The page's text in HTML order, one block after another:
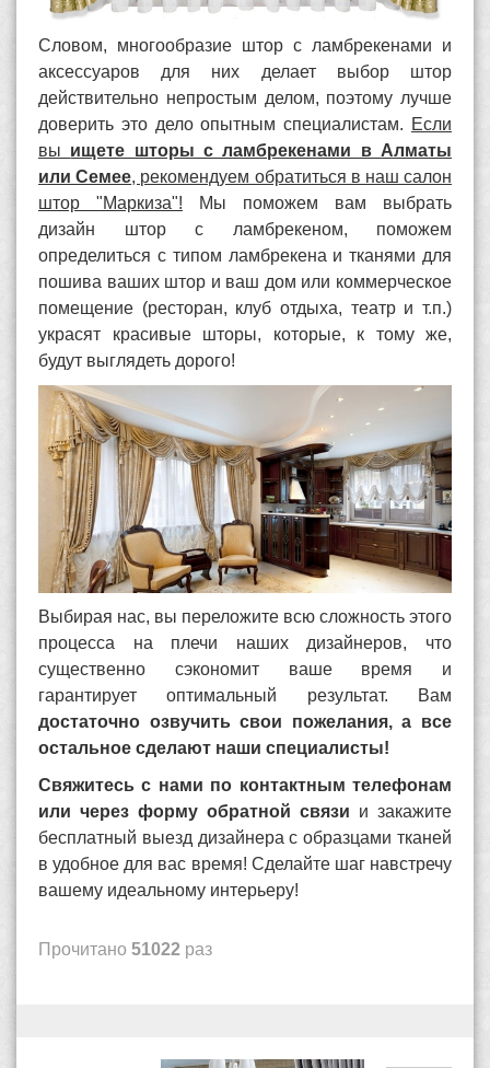
Словом, многообразие штор с ламбрекенами и
аксессуаров для них делает выбор штор
действительно непростым делом, поэтому лучше
доверить это дело опытным специалистам. Если
вы ищете шторы с ламбрекенами в Алматы
или Семее, рекомендуем обратиться в наш салон
штор "Маркиза"! Мы поможем вам выбрать
дизайн штор с ламбрекеном, поможем
определиться с типом ламбрекена и тканями для
пошива ваших штор и ваш дом или коммерческое
помещение (ресторан, клуб отдыха, театр и т.п.)
украсят красивые шторы, которые, к тому же,
будут выглядеть дорого!
Выбирая нас, вы переложите всю сложность этого
процесса на плечи наших дизайнеров, что
существенно сэкономит ваше время и
гарантирует оптимальный результат. Вам
достаточно озвучить свои пожелания, а все
остальное сделают наши специалисты!
Свяжитесь с нами по контактным телефонам
или через форму обратной связи и закажите
бесплатный выезд дизайнера с образцами тканей
в удобное для вас время! Сделайте шаг навстречу
вашему идеальному интерьеру!
Прочитано 51022 раз